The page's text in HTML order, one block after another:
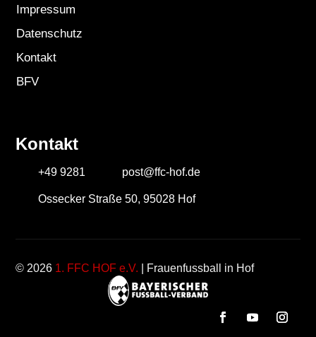
Impressum
Datenschutz
Kontakt
BFV
Kontakt
+49 9281 post@ffc-hof.de
Ossecker Straße 50, 95028 Hof
© 2026 1. FFC HOF e.V. | Frauenfussball in Hof